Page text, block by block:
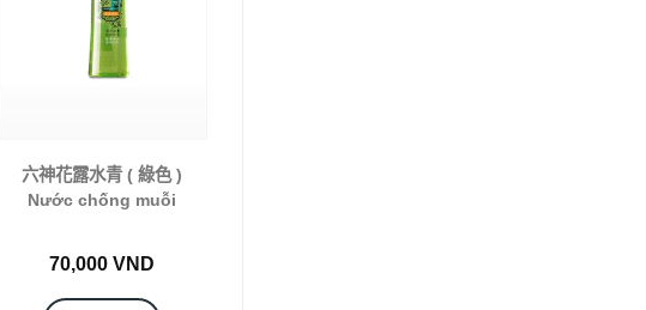
六神花露水青 ( 綠色 )
Nước chống muỗi
70,000VND